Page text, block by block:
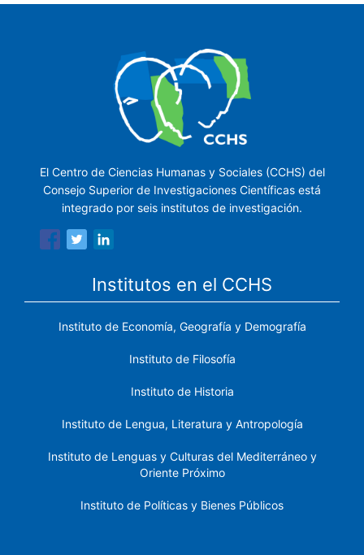
El Centro de Ciencias Humanas y Sociales (CCHS) del
Consejo Superior de Investigaciones Científicas está
integrado por seis institutos de investigación.
Institutos en el CCHS
Instituto de Economía, Geografía y Demografía
Instituto de Filosofía
Instituto de Historia
Instituto de Lengua, Literatura y Antropología
Instituto de Lenguas y Culturas del Mediterráneo y
Oriente Próximo
Instituto de Políticas y Bienes Públicos